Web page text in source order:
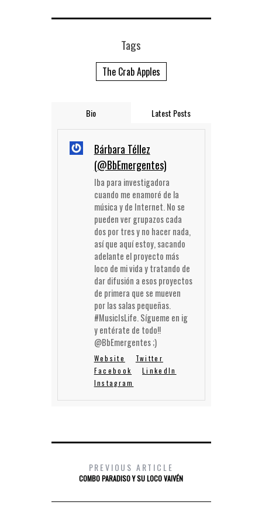
Tags
The Crab Apples
Bio Latest Posts
Bárbara Téllez
(@BbEmergentes)
Iba para investigadora
cuando me enamoré de la
música y de Internet. No se
pueden ver grupazos cada
dos por tres y no hacer nada,
así que aquí estoy, sacando
adelante el proyecto más
loco de mi vida y tratando de
dar difusión a esos proyectos
de primera que se mueven
por las salas pequeñas.
#MusicIsLife. Sígueme en ig
y entérate de todo!!
@BbEmergentes ;)
Website
Twitter
Facebook
LinkedIn
Instagram
PREVIOUS ARTICLE
COMBO PARADISO Y SU LOCO VAIVÉN